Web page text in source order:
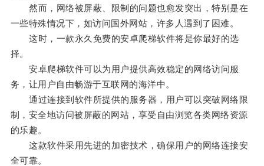
然而，网络被屏蔽、限制的问题也愈发突出，特别是在
一些特殊情况下，如访问国外网站，许多人遇到了困难。
这时，一款永久免费的安卓爬梯软件将是你最好的选
择。
安卓爬梯软件可以为用户提供高效稳定的网络访问服
务，让用户自由畅游于互联网的海洋中。
通过连接到软件所提供的服务器，用户可以突破网络限
制，安全地访问被屏蔽的网站，享受自由浏览各类网络资源
的乐趣。
这款软件采用先进的加密技术，确保用户的网络连接安
全可靠。